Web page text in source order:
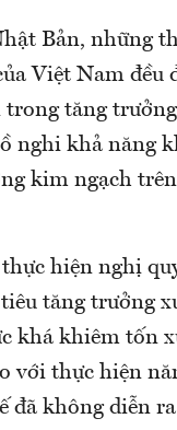
Bản, những
Việt Nam đều
tăng
nghi khả năng
kim ngạch
hiện nghị
tăng trưởng
khá khiêm tốn
với thực hiện
đã không diễn